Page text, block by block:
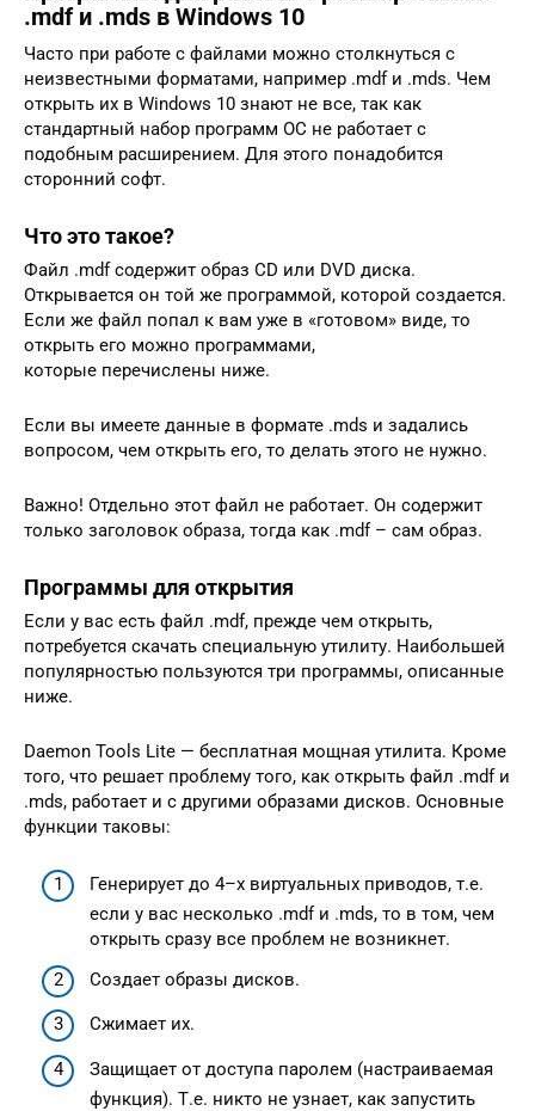
.mdf и .mds в Windows 10
Часто при работе с файлами можно столкнуться с
неизвестными форматами, например .mdf и .mds. Чем
открыть их в Windows 10 знают не все, так как
стандартный набор программ ОС не работает с
подобным расширением. Для этого понадобится
сторонний софт.
Что это такое?
Файл .mdf содержит образ CD или DVD диска.
Открывается он той же программой, которой создается.
Если же файл попал к вам уже в «готовом» виде, то
открыть его можно программами,
которые перечислены ниже.
Если вы имеете данные в формате .mds и задались
вопросом, чем открыть его, то делать этого не нужно.
Важно! Отдельно этот файл не работает. Он содержит
только заголовок образа, тогда как .mdf – сам образ.
Программы для открытия
Если у вас есть файл .mdf, прежде чем открыть,
потребуется скачать специальную утилиту. Наибольшей
популярностью пользуются три программы, описанные
ниже.
Daemon Tools Lite — бесплатная мощная утилита. Кроме
того, что решает проблему того, как открыть файл .mdf и
.mds, работает и с другими образами дисков. Основные
функции таковы:
Генерирует до 4–х виртуальных приводов, т.е.
если у вас несколько .mdf и .mds, то в том, чем
открыть сразу все проблем не возникнет.
Создает образы дисков.
Сжимает их.
Защищает от доступа паролем (настраиваемая
функция). Т.е. никто не узнает, как запустить